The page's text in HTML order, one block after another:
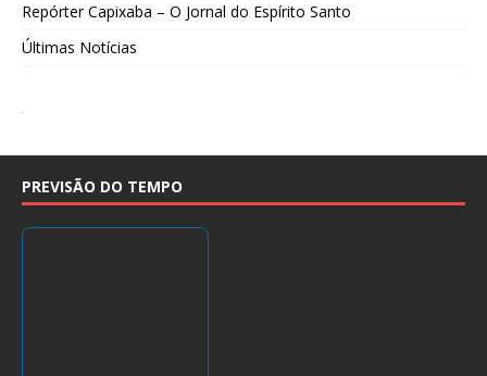
Repórter Capixaba – O Jornal do Espírito Santo
Últimas Notícias
PREVISÃO DO TEMPO